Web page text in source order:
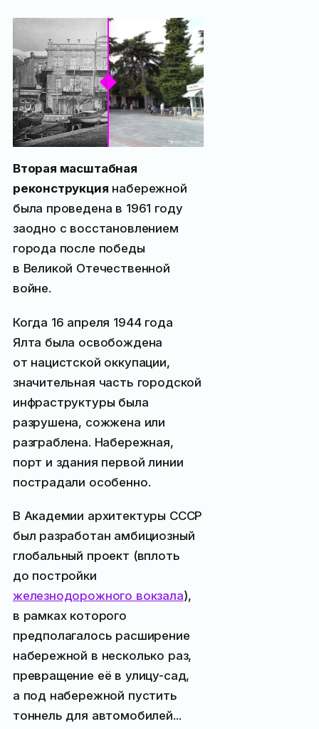
Вторая масштабная
реконструкция набережной
была проведена в 1961 году
заодно с восстановлением
города после победы
в Великой Отечественной
войне.
Когда 16 апреля 1944 года
Ялта была освобождена
от нацистской оккупации,
значительная часть городской
инфраструктуры была
разрушена, сожжена или
разграблена. Набережная,
порт и здания первой линии
пострадали особенно.
В Академии архитектуры СССР
был разработан амбициозный
глобальный проект (вплоть
до постройки
железнодорожного вокзала),
в рамках которого
предполагалось расширение
набережной в несколько раз,
превращение её в улицу-сад,
а под набережной пустить
тоннель для автомобилей...